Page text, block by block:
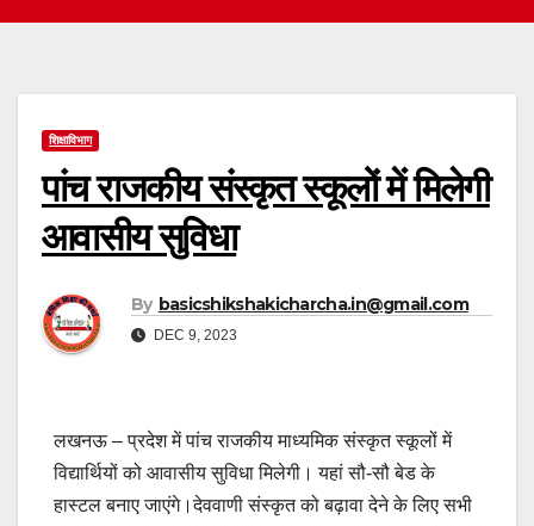
शिक्षाविभाग
पांच राजकीय संस्कृत स्कूलों में मिलेगी
आवासीय सुविधा
By basicshikshakicharcha.in@gmail.com
DEC 9, 2023
लखनऊ – प्रदेश में पांच राजकीय माध्यमिक संस्कृत स्कूलों में
विद्यार्थियों को आवासीय सुविधा मिलेगी। यहां सौ-सौ बेड के
हास्टल बनाए जाएंगे।देववाणी संस्कृत को बढ़ावा देने के लिए सभी